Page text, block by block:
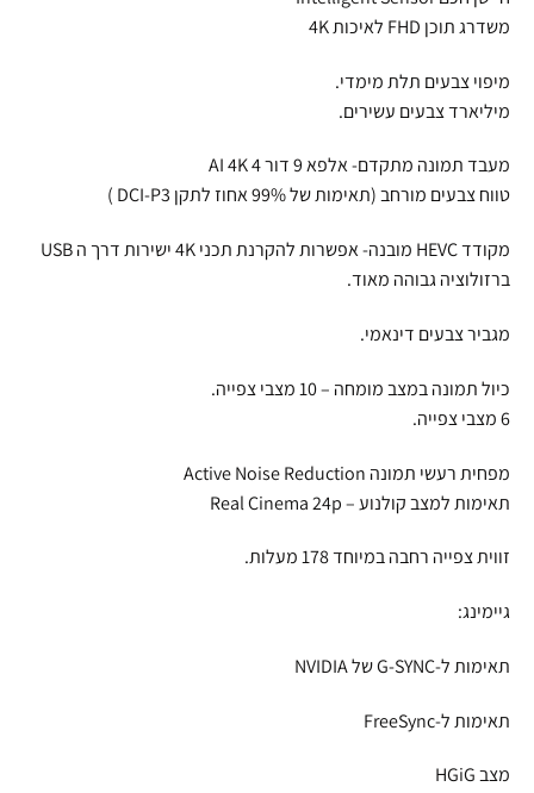
משדרג תוכן FHD לאיכות 4K
מיפוי צבעים תלת מימדי.
מיליארד צבעים עשירים.
מעבד תמונה מתקדם- אלפא 9 דור 4 AI 4K
טווח צבעים מורחב (תאימות של 99% אחוז לתקן DCI-P3 )
מקודד HEVC מובנה- אפשרות להקרנת תכני 4K ישירות דרך ה USB
ברזולוציה גבוהה מאוד.
מגביר צבעים דינאמי.
כיול תמונה במצב מומחה – 10 מצבי צפייה.
6 מצבי צפייה.
מפחית רעשי תמונה Active Noise Reduction
תאימות למצב קולנוע – Real Cinema 24p
זווית צפייה רחבה במיוחד 178 מעלות.
גיימינג:
תאימות ל-G-SYNC של NVIDIA
תאימות ל-FreeSync
מצב HGiG